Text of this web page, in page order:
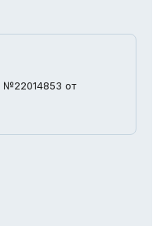
№22014853 от